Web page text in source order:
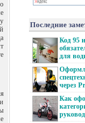
Последние
Код 95
для
через
Как